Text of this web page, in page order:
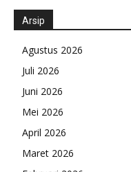
Arsip
Agustus 2026
Juli 2026
Juni 2026
Mei 2026
April 2026
Maret 2026